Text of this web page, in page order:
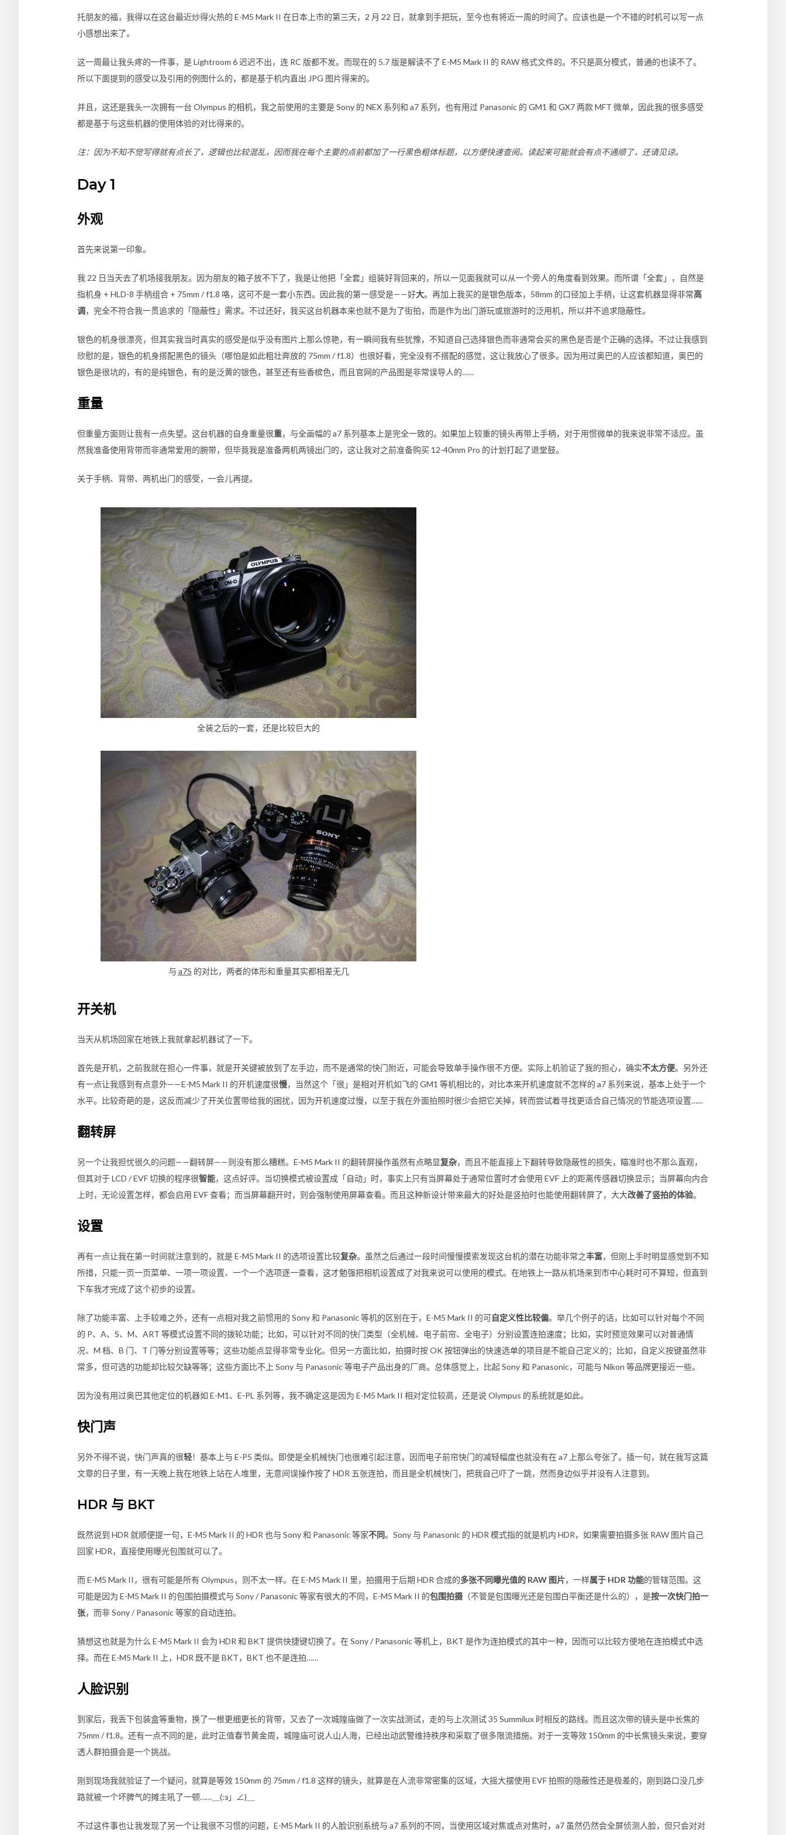
托朋友的福，我得以在这台最近炒得火热的 E-M5 Mark II 在日本上市的第三天，2 月 22 日，就拿到手把玩，至今也有将近一周的时间了。应该也是一个不错的时机可以写一点
小感想出来了。
这一周最让我头疼的一件事，是 Lightroom 6 迟迟不出，连 RC 版都不发。而现在的 5.7 版是解读不了 E-M5 Mark II 的 RAW 格式文件的。不只是高分模式，普通的也读不了。
所以下面提到的感受以及引用的例图什么的，都是基于机内直出 JPG 图片得来的。
并且，这还是我头一次拥有一台 Olympus 的相机，我之前使用的主要是 Sony 的 NEX 系列和 a7 系列，也有用过 Panasonic 的 GM1 和 GX7两款 MFT 微单，因此我的很多感受
都是基于与这些机器的使用体验的对比得来的。
注：因为不知不觉写得就有点长了，逻辑也比较混乱，因而我在每个主要的点前都加了一行黑色粗体标题，以方便快速查阅。读起来可能就会有点不通顺了，还请见谅。
Day 1
外观
首先来说第一印象。
我 22 日当天去了机场接我朋友。因为朋友的箱子放不下了，我是让他把「全套」组装好背回来的，所以一见面我就可以从一个旁人的角度看到效果。而所谓「全套」，自然是
指机身 + HLD-8 手柄组合 + 75mm / f1.8 咯，这可不是一套小东西。因此我的第一感受是——好大。再加上我买的是银色版本，58mm 的口径加上手柄，让这套机器显得非常高
调，完全不符合我一贯追求的「隐蔽性」需求。不过还好，我买这台机器本来也就不是为了街拍，而是作为出门游玩或旅游时的泛用机，所以并不追求隐蔽性。
银色的机身很漂亮，但其实我当时真实的感受是似乎没有图片上那么惊艳，有一瞬间我有些犹豫，不知道自己选择银色而非通常会买的黑色是否是个正确的选择。不过让我感到
欣慰的是，银色的机身搭配黑色的镜头（哪怕是如此粗壮奔放的 75mm / f1.8）也很好看，完全没有不搭配的感觉，这让我放心了很多。因为用过奥巴的人应该都知道，奥巴的
银色是很坑的，有的是纯银色，有的是泛黄的银色，甚至还有些香槟色，而且官网的产品图是非常误导人的……
重量
但重量方面则让我有一点失望。这台机器的自身重量很重，与全画幅的 a7 系列基本上是完全一致的。如果加上较重的镜头再带上手柄，对于用惯微单的我来说非常不适应。虽
然我准备使用背带而非通常爱用的腕带，但毕竟我是准备两机两镜出门的，这让我对之前准备购买 12-40mm Pro 的计划打起了退堂鼓。
关于手柄、背带、两机出门的感受，一会儿再提。
全装之后的一套，还是比较巨大的
与 a7S 的对比，两者的体形和重量其实都相差无几
开关机
当天从机场回家在地铁上我就拿起机器试了一下。
首先是开机，之前我就在担心一件事，就是开关键被放到了左手边，而不是通常的快门附近，可能会导致单手操作很不方便。实际上机验证了我的担心，确实不太方便。另外还
有一点让我感到有点意外——E-M5 Mark II 的开机速度很慢，当然这个「很」是相对开机如飞的 GM1 等机相比的，对比本来开机速度就不怎样的 a7 系列来说，基本上处于一个
水平。比较奇葩的是，这反而减少了开关位置带给我的困扰，因为开机速度过慢，以至于我在外面拍照时很少会把它关掉，转而尝试着寻找更适合自己情况的节能选项设置……
翻转屏
另一个让我担忧很久的问题——翻转屏——则没有那么糟糕。 E-M5 Mark II 的翻转屏操作虽然有点略显复杂，而且不能直接上下翻转导致隐蔽性的损失，瞄准时也不那么直观，
但其对于 LCD / EVF 切换的程序很智能，这点好评。当切换模式被设置成「自动」时，事实上只有当屏幕处于通常位置时才会使用 EVF 上的距离传感器切换显示；当屏幕向内合
上时，无论设置怎样，都会启用 EVF 查看；而当屏幕翻开时，则会强制使用屏幕查看。而且这种新设计带来最大的好处是竖拍时也能使用翻转屏了，大大改善了竖拍的体验。
设置
再有一点让我在第一时间就注意到的，就是E-M5 Mark II 的选项设置比较复杂。虽然之后通过一段时间慢慢摸索发现这台机的潜在功能非常之丰富，但刚上手时明显感觉到不知
所措，只能一页一页菜单、一项一项设置、一个一个选项逐一查看，这才勉强把相机设置成了对我来说可以使用的模式。在地铁上一路从机场来到市中心耗时可不算短，但直到
下车我才完成了这个初步的设置。
除了功能丰富、上手较难之外，还有一点相对我之前惯用的 Sony 和 Panasonic 等机的区别在于， E-M5 Mark II 的可自定义性比较偏。举几个例子的话，比如可以针对每个不同
的 P、A、S、M、ART 等模式设置不同的拨轮功能；比如，可以针对不同的快门类型（全机械、电子前帘、全电子）分别设置连拍速度；比如，实时预览效果可以对普通情
况、M 档、B 门、T 门等分别设置等等；这些功能点显得非常专业化。但另一方面比如，拍摄时按 OK 按钮弹出的快速选单的项目是不能自己定义的；比如，自定义按键虽然非
常多，但可选的功能却比较欠缺等等；这些方面比不上 Sony 与 Panasonic 等电子产品出身的厂商。总体感觉上，比起 Sony 和 Panasonic，可能与 Nikon 等品牌更接近一些。
因为没有用过奥巴其他定位的机器如 E-M1 、 E-PL 系列等，我不确定这是因为 E-M5 Mark II 相对定位较高，还是说 Olympus 的系统就是如此。
快门声
另外不得不说，快门声真的很轻！基本上与 E-P5 类似。即使是全机械快门也很难引起注意，因而电子前帘快门的减轻幅度也就没有在 a7 上那么夸张了。插一句，就在我写这篇
文章的日子里，有一天晚上我在地铁上站在人堆里，无意间误操作按了 HDR 五张连拍，而且是全机械快门，把我自己吓了一跳，然而身边似乎并没有人注意到。
HDR 与 BKT
既然说到 HDR 就顺便提一句， E-M5 Mark II 的 HDR 也与 Sony 和 Panasonic 等家不同。Sony 与 Panasonic 的 HDR 模式指的就是机内 HDR，如果需要拍摄多张 RAW 图片自己
回家 HDR，直接使用曝光包围就可以了。
而E-M5 Mark II ，很有可能是所有 Olympus，则不太一样。在E-M5 Mark II 里，拍摄用于后期 HDR 合成的多张不同曝光值的 RAW 图片，一样属于 HDR 功能的管辖范围。这
可能是因为 E-M5 Mark II 的包围拍摄模式与 Sony / Panasonic 等家有很大的不同， E-M5 Mark II 的包围拍摄 （不管是包围曝光还是包围白平衡还是什么的），是按一次快门拍一
张，而非 Sony / Panasonic 等家的自动连拍。
猜想这也就是为什么 E-M5 Mark II 会为 HDR 和 BKT 提供快捷键切换了。在 Sony / Panasonic 等机上，BKT 是作为连拍模式的其中一种，因而可以比较方便地在连拍模式中选
择。而在E-M5 Mark II 上，HDR 既不是 BKT，BKT 也不是连拍……
人脸识别
到家后，我丢下包装盒等重物，换了一根更细更长的背带，又去了一次城隍庙做了一次实战测试，走的与上次测试35 Summilux 时相反的路线。而且这次带的镜头是中长焦的
75mm / f1.8。还有一点不同的是，此时正值春节黄金周，城隍庙可说人山人海，已经出动武警维持秩序和采取了很多限流措施。对于一支等效 150mm 的中长焦镜头来说，要穿
透人群拍摄会是一个挑战。
刚到现场我就验证了一个疑问，就算是等效 150mm 的 75mm / f1.8 这样的镜头，就算是在人流非常密集的区域，大摇大摆使用 EVF 拍照的隐蔽性还是极差的，刚到路口没几步
路就被一个坏脾气的摊主吼了一顿……＿(:з」∠)＿
不过这件事也让我发现了另一个让我很不习惯的问题， E-M5 Mark II 的人脸识别系统与 a7 系列的不同，当使用区域对焦或点对焦时， a7 虽然仍然会全屏侦测人脸，但只会对对